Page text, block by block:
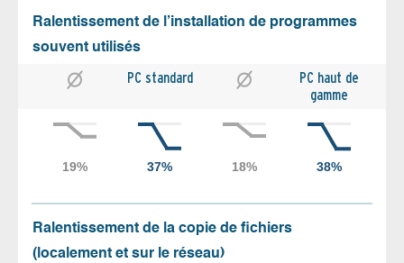
Ralentissement de l’installation de programmes
souvent utilisés
PC standard
PC haut de
gamme
Ralentissement de la copie de fichiers
(localement et sur le réseau)